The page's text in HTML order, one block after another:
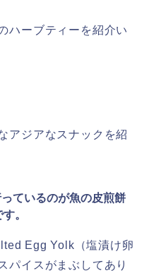
ハーブティーを紹介い
アジアなスナックを紹
ているのが魚の皮煎餅
。
Egg Yolk（塩漬け卵
パイスがまぶしてあり